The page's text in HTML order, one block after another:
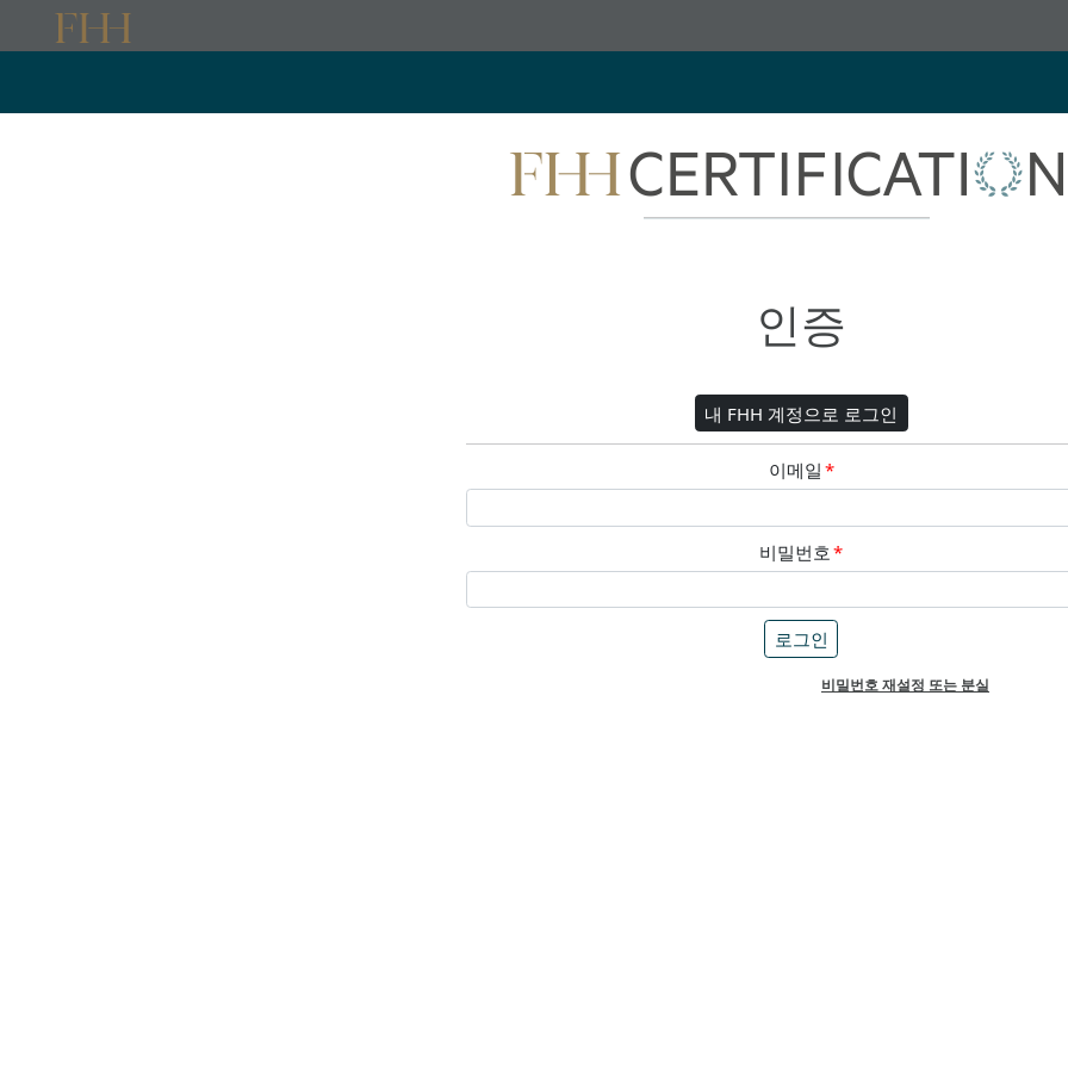
인증
내 FHH 계정으로 로그인
이메일 *
비밀번호 *
비밀번호 재설정 또는 분실